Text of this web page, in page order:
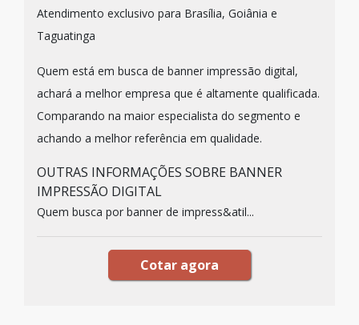
Atendimento exclusivo para Brasília, Goiânia e
Taguatinga
Quem está em busca de banner impressão digital,
achará a melhor empresa que é altamente qualificada.
Comparando na maior especialista do segmento e
achando a melhor referência em qualidade.
OUTRAS INFORMAÇÕES SOBRE BANNER
IMPRESSÃO DIGITAL
Quem busca por banner de impress&atil...
Cotar agora